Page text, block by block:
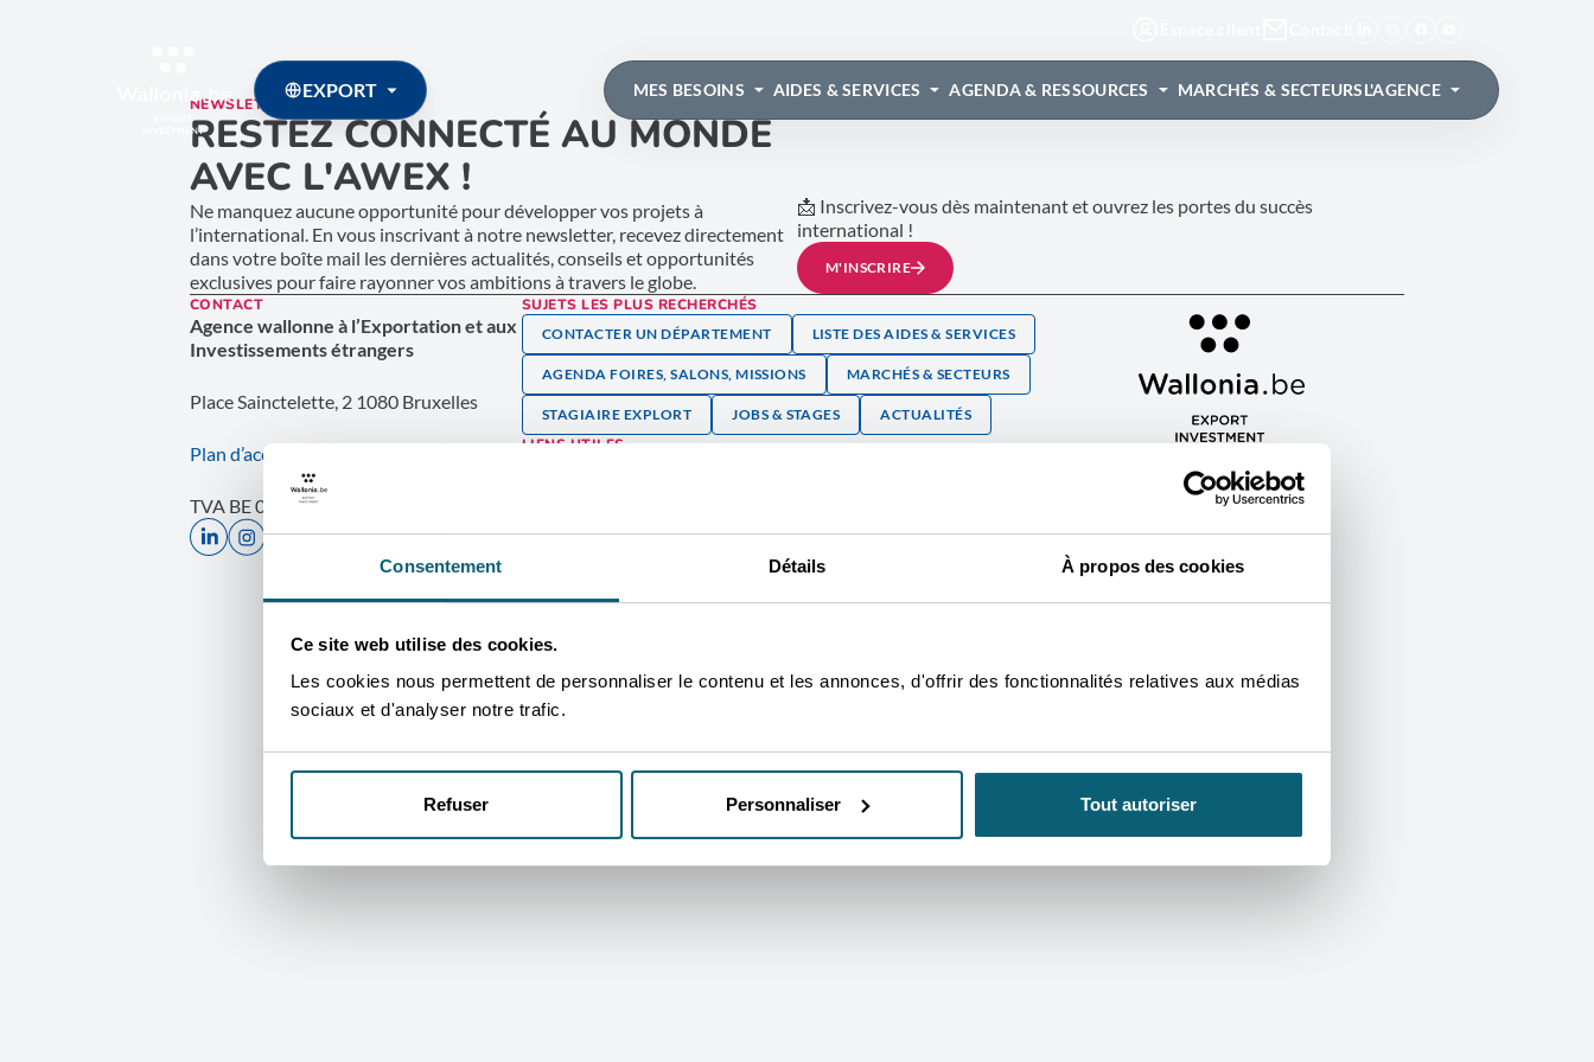
Consentement Détails À propos des cookies
Ce site web utilise des cookies.
Les cookies nous permettent de personnaliser le contenu et les annonces, d'offrir des fonctionnalités relatives aux médias
sociaux et d'analyser notre trafic.
Refuser Personnaliser Tout autoriser
EXPORT MES BESOINS AIDES & SERVICES AGENDA & RESSOURCES MARCHÉS & SECTEURSL'AGENCE
NEWSLETTER
RESTEZ CONNECTÉ AU MONDE
AVEC L'AWEX !
Ne manquez aucune opportunité pour développer vos projets à
l’international. En vous inscrivant à notre newsletter, recevez directement
dans votre boîte mail les dernières actualités, conseils et opportunités
exclusives pour faire rayonner vos ambitions à travers le globe.
📩 Inscrivez-vous dès maintenant et ouvrez les portes du succès
international !
M'INSCRIRE
CONTACT
Agence wallonne à l’Exportation et aux
Investissements étrangers
Place Sainctelette, 2 1080 Bruxelles
Plan d’accès
TVA BE 0267.314.479
SUJETS LES PLUS RECHERCHÉS
CONTACTER UN DÉPARTEMENT LISTE DES AIDES & SERVICES
AGENDA FOIRES, SALONS, MISSIONS MARCHÉS & SECTEURS
STAGIAIRE EXPLORT JOBS & STAGES ACTUALITÉS
LIENS UTILES
Conditions d'accès aux aides et servicesPlan d'accèsPolitique vie privéePréférences cookiesService du médiateur de WallonieDéclaration d'accessibilitéVoies de recours